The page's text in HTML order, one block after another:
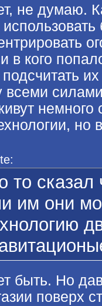
не думаю.
в кого
всеми
но
то
им они
быть. Но
поверх